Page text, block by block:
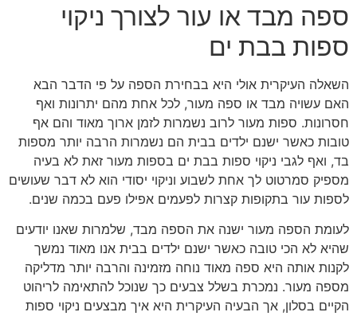
ספה מבד או עור לצורך ניקוי
ספות בבת ים
השאלה העיקרית אולי היא בבחירת הספה על פי הדבר הבא
האם עשויה מבד או ספה מעור, לכל אחת מהם יתרונות ואף
חסרונות. ספות מעור לרוב נשמרות לזמן ארוך מאוד והם אף
טובות כאשר ישנם ילדים בבית הם נשמרות הרבה יותר מספות
בד, ואף לגבי ניקוי ספות בבת ים בספות מעור זאת לא בעיה
מספיק סמרטוט לך אחת לשבוע וניקוי יסודי הוא לא דבר שעושים
לספות עור בתקופות קצרות לפעמים אפילו פעם בכמה שנים.
לעומת הספה מעור ישנה את הספה מבד, שלמרות שאנו יודעים
שהיא לא הכי טובה כאשר ישנם ילדים בבית אנו מאוד נמשך
לקנות אותה היא ספה מאוד נוחה מזמינה והרבה יותר מדליקה
מספה מעור. נמכרת בשלל צבעים כך שנוכל להתאימה לריהוט
הקיים בסלון, אך הבעיה העיקרית היא איך מבצעים ניקוי ספות